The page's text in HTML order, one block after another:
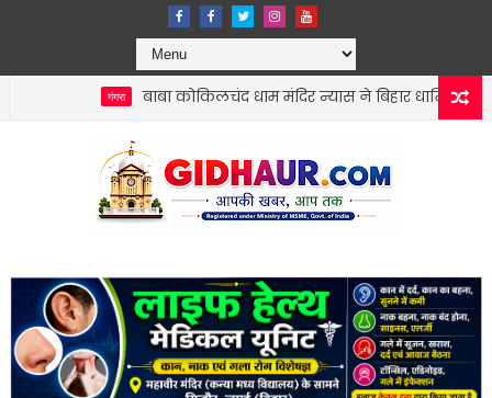
बाबा कोकिलचंद धाम मंदिर न्यास ने बिहार धार्मिक न्यास पर्षद को